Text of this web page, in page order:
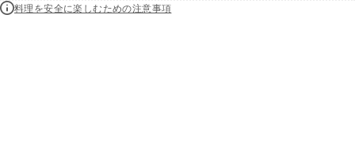
料理を安全に楽しむための注意事項